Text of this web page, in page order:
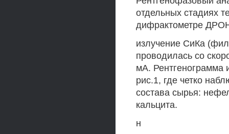
отдельных стадиях
дифрактометре
излучение СиКа
проводилась со
мА. Рентгенограмма
рис.1, где четко
состава сырья:
кальцита.
н